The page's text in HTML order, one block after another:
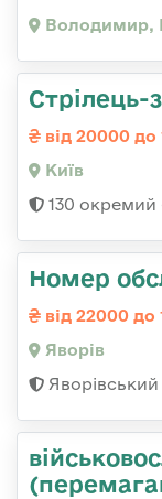
Володимир,
Стрілець-
від 20000 до
Київ
130 окремий
Номер
від 22000 до
Яворів